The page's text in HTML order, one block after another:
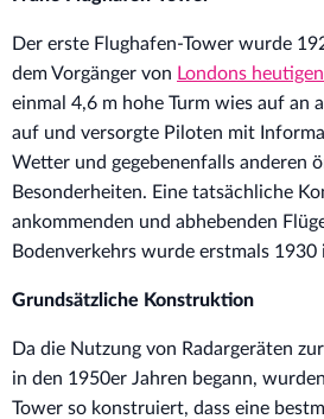
Der erste Flughafen-Tower wurde
dem Vorgänger von Londons
einmal 4,6 m hohe Turm wies auf an
auf und versorgte Piloten mit
Wetter und gegebenenfalls anderen
Besonderheiten. Eine tatsächliche
ankommenden und abhebenden
Bodenverkehrs wurde erstmals
Grundsätzliche Konstruktion
Da die Nutzung von Radargeräten
in den 1950er Jahren begann,
Tower so konstruiert, dass eine